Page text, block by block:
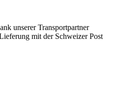
unserer Transportpartner
mit der Schweizer Post